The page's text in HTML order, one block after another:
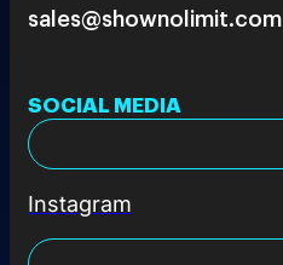
sales@shownolimit.com
SOCIAL MEDIA
Instagram